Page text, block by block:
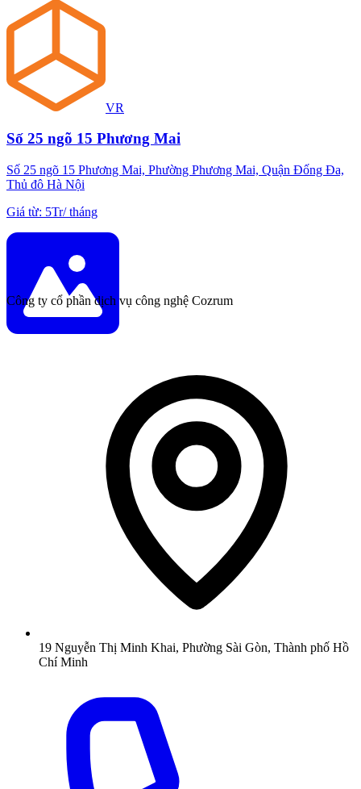
VR
Số 25 ngõ 15 Phương Mai
Số 25 ngõ 15 Phương Mai, Phường Phương Mai, Quận Đống Đa,
Thủ đô Hà Nội
Giá từ: 5Tr/tháng
Công ty cổ phần dịch vụ công nghệ Cozrum
19 Nguyễn Thị Minh Khai, Phường Sài Gòn, Thành phố Hồ
Chí Minh